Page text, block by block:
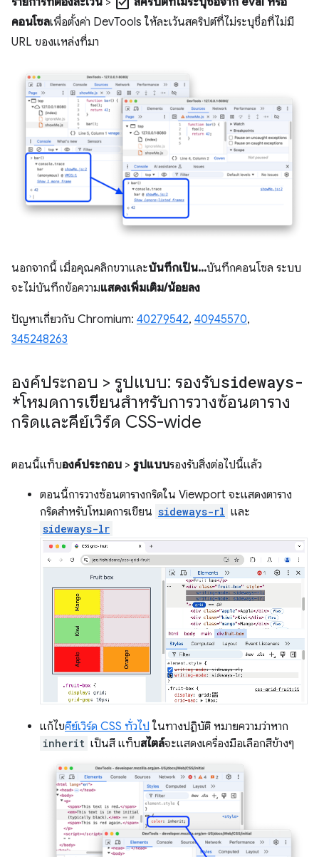
คอนโซลเพื่อตั้งค่า DevTools ให้ละเว้นสคริปต์ที่ไม่ระบุชื่อที่ไม่มี
URL ของแหล่งที่มา
นอกจากนี้ เมื่อคุณคลิกขวาและบันทึกเป็น...บันทึกคอนโซล ระบบ
จะไม่บันทึกข้อความแสดงเพิ่มเติม/น้อยลง
ปัญหาเกี่ยวกับ Chromium: 40279542, 40945570,
345248263
องค์ประกอบ > รูปแบบ: รองรับsideways-
*โหมดการเขียนสำหรับการวางซ้อนตาราง
กริดและคีย์เวิร์ด CSS-wide
ตอนนี้แท็บองค์ประกอบ > รูปแบบรองรับสิ่งต่อไปนี้แล้ว
ตอนนี้การวางซ้อนตารางกริดใน Viewport จะแสดงตาราง
กริดสำหรับโหมดการเขียน sideways-rl และ
sideways-lr
แก้ไขคีย์เวิร์ด CSS ทั่วไป ในทางปฏิบัติ หมายความว่าหาก
inherit เป็นสี แท็บสไตล์จะแสดงเครื่องมือเลือกสีข้างๆ